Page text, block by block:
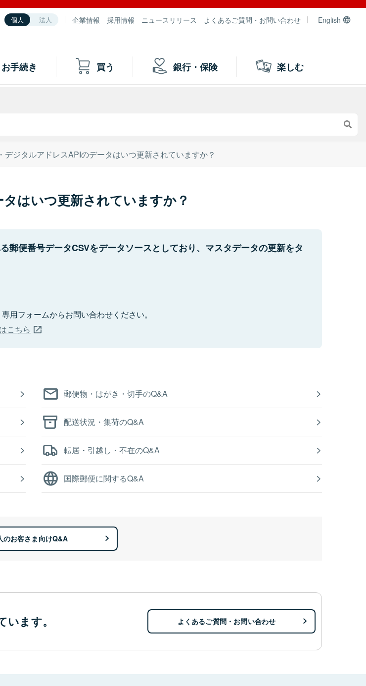
個人 法人 企業情報 採用情報 ニュースリリース よくあるご質問・お問い合わせ English
手続き 買う 銀行・保険 楽しむ
デジタルアドレスAPIのデータはいつ更新されていますか？
はいつ更新されていますか？
郵便番号データCSVをデータソースとしており、マスタデータの更新をタ
用フォームからお問い合わせください。
こちら
郵便物・はがき・切手のQ&A
配送状況・集荷のQ&A
転居・引越し・不在のQ&A
国際郵便に関するQ&A
のお客さま向けQ&A
います。 よくあるご質問・お問い合わせ